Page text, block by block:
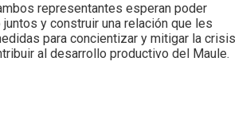
representantes esperan poder
juntos y construir una relación que les
para concientizar y mitigar la crisis
al desarrollo productivo del Maule.